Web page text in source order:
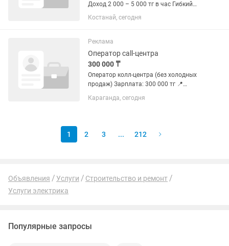
Доход 2 000 – 5 000 тг в час Гибкий
график Работа рядом с домом •
Доставка уже готовых заказов •
Костанай, сегодня
Реклама
Оператор call-центра
300 000 ₸
Оператор колл-центра (без холодных
продаж) Зарплата: 300 000 тг 📍
компании по доставке питьевой воды
Караганда, сегодня
1 2 3 ... 212
Объявления Услуги
Строительство и ремонт
Услуги электрика
Популярные запросы